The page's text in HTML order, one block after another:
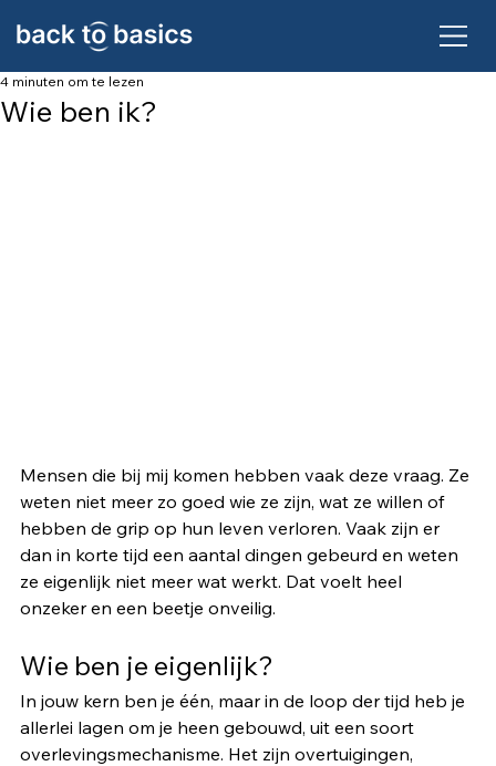
Wie ben ik?
4 minuten om te lezen
Mensen die bij mij komen hebben vaak deze vraag. Ze
weten niet meer zo goed wie ze zijn, wat ze willen of
hebben de grip op hun leven verloren. Vaak zijn er
dan in korte tijd een aantal dingen gebeurd en weten
ze eigenlijk niet meer wat werkt. Dat voelt heel
onzeker en een beetje onveilig.
Wie ben je eigenlijk?
In jouw kern ben je één, maar in de loop der tijd heb je
allerlei lagen om je heen gebouwd, uit een soort
overlevingsmechanisme. Het zijn overtuigingen,